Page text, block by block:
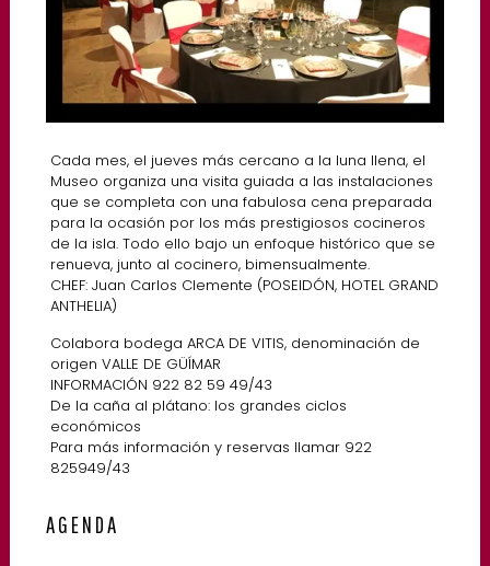
Cada mes, el jueves más cercano a la luna llena, el
Museo organiza una visita guiada a las instalaciones
que se completa con una fabulosa cena preparada
para la ocasión por los más prestigiosos cocineros
de la isla. Todo ello bajo un enfoque histórico que se
renueva, junto al cocinero, bimensualmente.
CHEF: Juan Carlos Clemente (POSEIDÓN, HOTEL GRAND
ANTHELIA)
Colabora bodega ARCA DE VITIS, denominación de
origen VALLE DE GÜÍMAR
INFORMACIÓN 922 82 59 49/43
De la caña al plátano: los grandes ciclos
económicos
Para más información y reservas llamar 922
825949/43
AGENDA